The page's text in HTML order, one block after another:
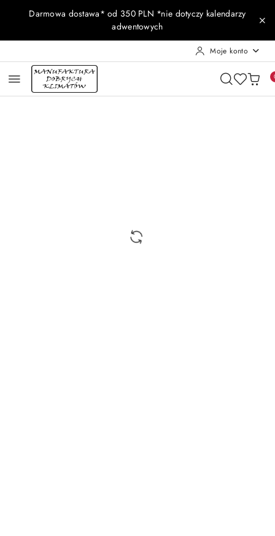
Przejdź do treści głównej
Przejdź do wyszukiwarki
Przejdź do moje konto
Przejdź do menu głównego
Przejdź do opisu produktu
Przejdź do stopki
Darmowa dostawa* od 350 PLN *nie dotyczy kalendarzy
adwentowych
Moje konto